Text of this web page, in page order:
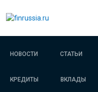
НОВОСТИ СТАТЬИ
КРЕДИТЫ ВКЛАДЫ